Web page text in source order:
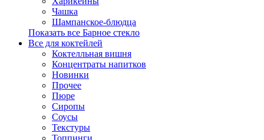
Чашка
Шампанское-блюдца
Показать все Барное стекло
Все для коктейлей
Коктелльная вишня
Концентраты напитков
Новинки
Прочее
Пюре
Сиропы
Соусы
Текстуры
Топпинги